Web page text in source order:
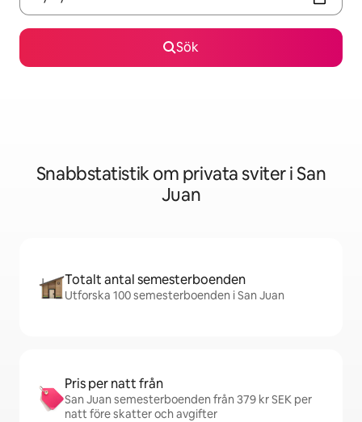
Sök
Snabbstatistik om privata sviter i San
Juan
Totalt antal semesterboenden
Utforska 100 semesterboenden i San Juan
Pris per natt från
San Juan semesterboenden från 379 kr SEK per
natt före skatter och avgifter